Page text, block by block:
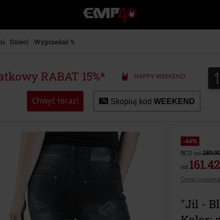
EMP
-
Merch
Seriali
Gier
Dzieci Wyprzedaż %
RABAT 15%* HAPPY WEEKEND 1
1
Chwyć teraz! Skopiuj kod WEEKEND
-44%
RCD od
od
Cena
"Jil -